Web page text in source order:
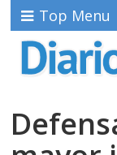
Top Menu